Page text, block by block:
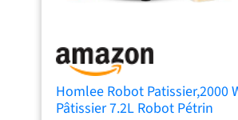
Homlee Robot Patissier,2000
Pâtissier 7.2L Robot Pétrin